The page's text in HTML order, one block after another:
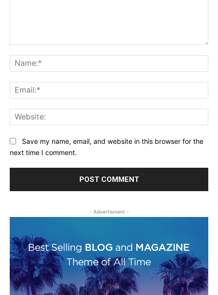
Save my name, email, and website in this browser for the
next time I comment.
- Advertisment -